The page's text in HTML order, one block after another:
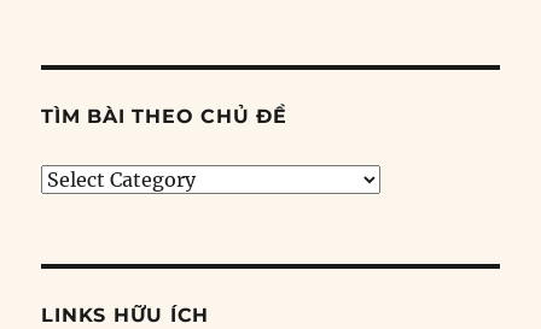
TÌM BÀI THEO CHỦ ĐỀ
Tìm
đề
LINKS HỮU ÍCH